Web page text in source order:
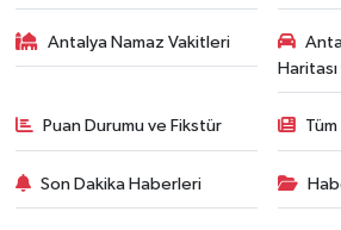
Antalya Namaz Vakitleri
Haritası
Puan Durumu ve Fikstür
Son Dakika Haberleri